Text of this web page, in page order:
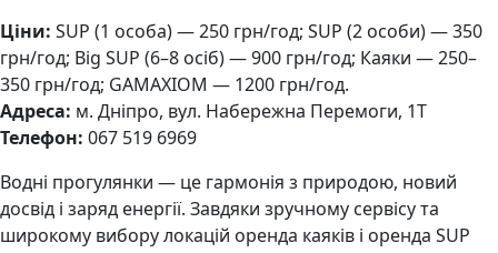
Ціни: SUP (1 особа) — 250 грн/год; SUP (2 особи) — 350
грн/год; Big SUP (6–8 осіб) — 900 грн/год; Каяки — 250–
350 грн/год; GAMAXIOM — 1200 грн/год.
Адреса: м. Дніпро, вул. Набережна Перемоги, 1Т
Телефон: 067 519 6969
Водні прогулянки — це гармонія з природою, новий
досвід і заряд енергії. Завдяки зручному сервісу та
широкому вибору локацій оренда каяків і оренда SUP